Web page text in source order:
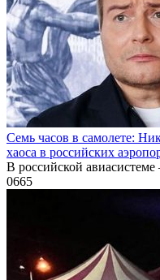
Семь часов в самолете:
хаоса в российских
В российской
0665